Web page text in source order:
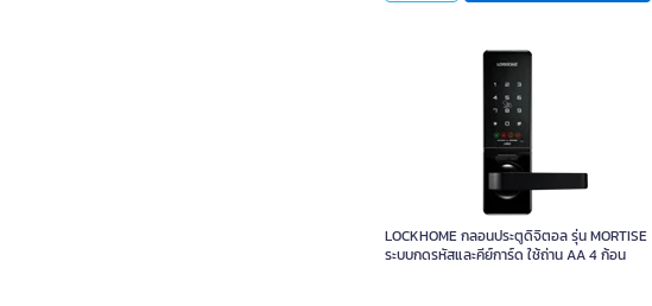
LOCKHOME กลอนประตูดิจิตอล รุ่น MORTISE
ระบบกดรหัสและคีย์การ์ด ใช้ถ่าน AA 4 ก้อน
LOCKHOME กลอนประตูดิจิตอล รุ่น MORTISE
ระบบกดรหัสและคีย์การ์ด ใช้ถ่าน AA 4 ก้อน
หน่วย